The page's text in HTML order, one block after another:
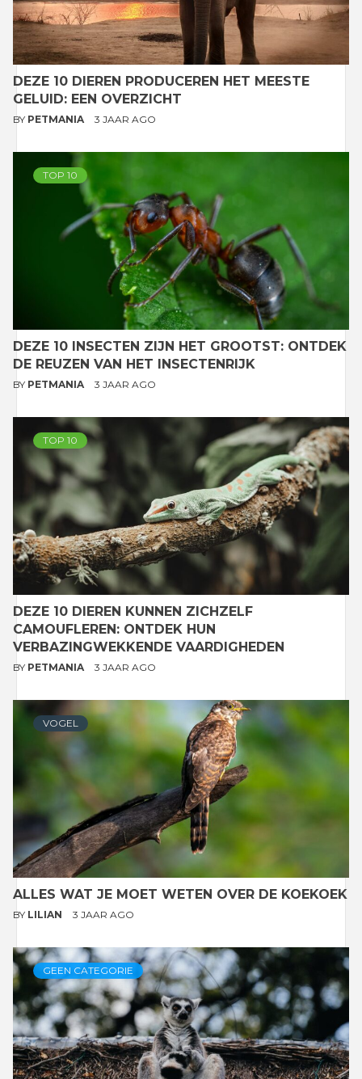
DEZE 10 DIEREN PRODUCEREN HET MEESTE
GELUID: EEN OVERZICHT
BY PETMANIA 3 JAAR AGO
TOP 10
DEZE 10 INSECTEN ZIJN HET GROOTST: ONTDEK
DE REUZEN VAN HET INSECTENRIJK
BY PETMANIA 3 JAAR AGO
TOP 10
DEZE 10 DIEREN KUNNEN ZICHZELF
CAMOUFLEREN: ONTDEK HUN
VERBAZINGWEKKENDE VAARDIGHEDEN
BY PETMANIA 3 JAAR AGO
VOGEL
ALLES WAT JE MOET WETEN OVER DE KOEKOEK
BY LILIAN 3 JAAR AGO
GEEN CATEGORIE